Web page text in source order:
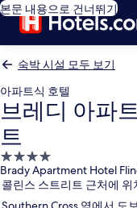
본문 내용으로 건너뛰기
숙박 시설 모두 보기
아파트식 호텔
브레디 아파
트
4.0
성
급
Brady Apartment Hotel
콜린스 스트리트 근처에